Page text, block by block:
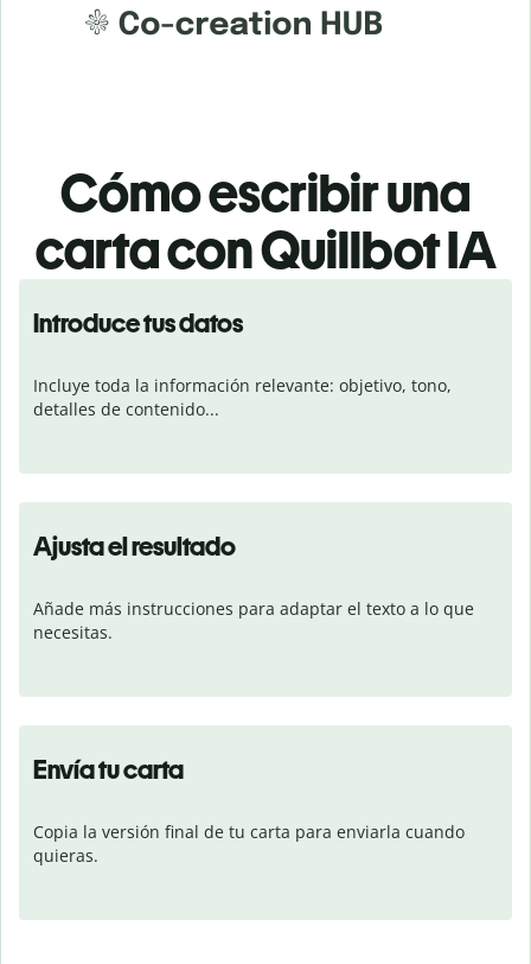
Cómo escribir una
carta con Quillbot IA
Introduce tus datos
Incluye toda la información relevante: objetivo, tono,
detalles de contenido...
Ajusta el resultado
Añade más instrucciones para adaptar el texto a lo que
necesitas.
Envía tu carta
Copia la versión final de tu carta para enviarla cuando
quieras.